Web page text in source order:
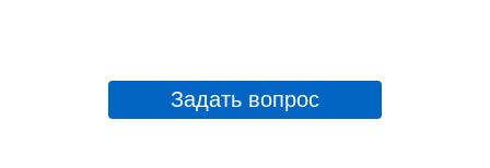
Задать вопрос